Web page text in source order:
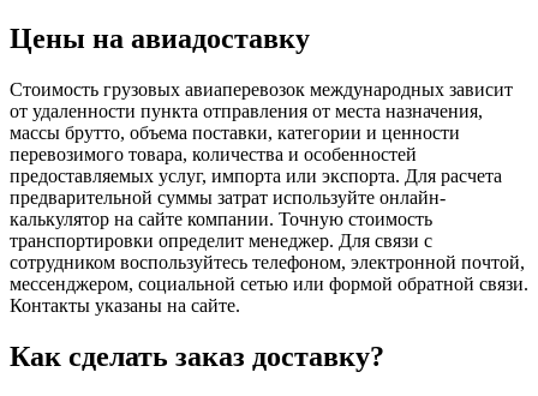
Цены на авиадоставку
Стоимость грузовых авиаперевозок международных зависит
от удаленности пункта отправления от места назначения,
массы брутто, объема поставки, категории и ценности
перевозимого товара, количества и особенностей
предоставляемых услуг, импорта или экспорта. Для расчета
предварительной суммы затрат используйте онлайн-
калькулятор на сайте компании. Точную стоимость
транспортировки определит менеджер. Для связи с
сотрудником воспользуйтесь телефоном, электронной почтой,
мессенджером, социальной сетью или формой обратной связи.
Контакты указаны на сайте.
Как сделать заказ доставку?